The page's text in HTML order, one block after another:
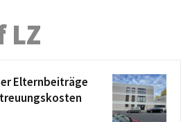
LZ
Elternbeiträge